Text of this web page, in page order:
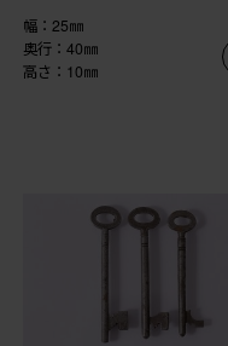
幅：25㎜
奥行：40㎜
高さ：10㎜